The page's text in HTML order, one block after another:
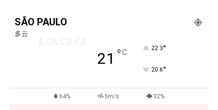
SÃO PAULO
多云
21 °C 22.3°
20.6°
64% 5m/s 32%